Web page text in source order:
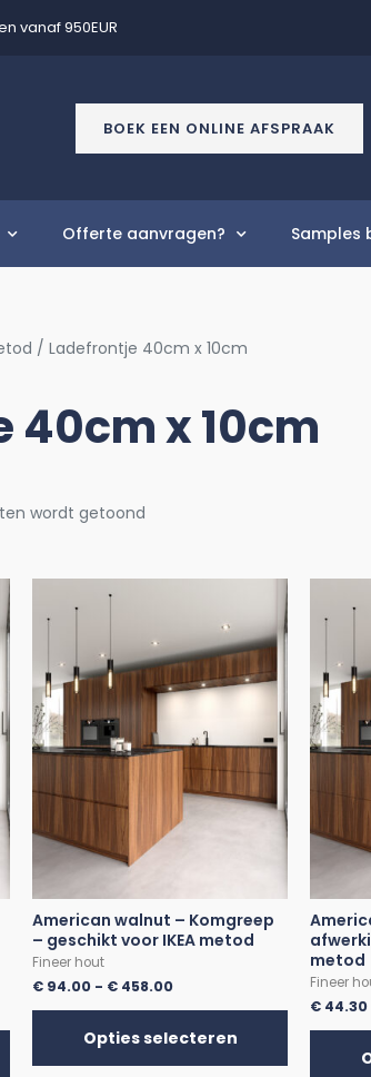
vanaf 950EUR
BOEK EEN ONLINE AFSPRAAK
Offerte aanvragen? Samples
/ Ladefrontje 40cm x 10cm
40cm x 10cm
wordt getoond
American walnut – Komgreep
– geschikt voor IKEA metod
Fineer hout
€ 94.00 - € 458.00
Opties selecteren
metod
Fineer
€ 44.30